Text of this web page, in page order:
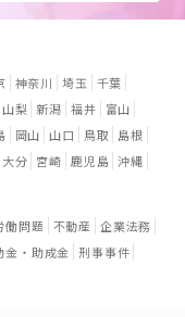
神奈川 埼玉
千葉
山梨 新潟 福井
富山
岡山 山口 鳥取
島根
大分 宮崎 鹿児島 沖縄
働問題 不動産 企業法務
金・助成金 刑事事件